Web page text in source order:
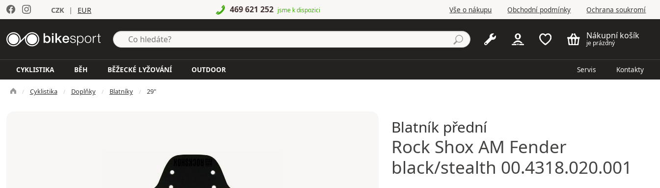
CZK | EUR 469 621 252 jsme k dispozici Vše o nákupu Obchodní podmínky Ochrana soukromí
Nákupní košík
je prázdný
CYKLISTIKA BĚH BĚŽECKÉ LYŽOVÁNÍ OUTDOOR Servis Kontakty
Cyklistika Doplňky Blatníky 29"
Blatník přední
Rock Shox AM Fender
black/stealth 00.4318.020.001